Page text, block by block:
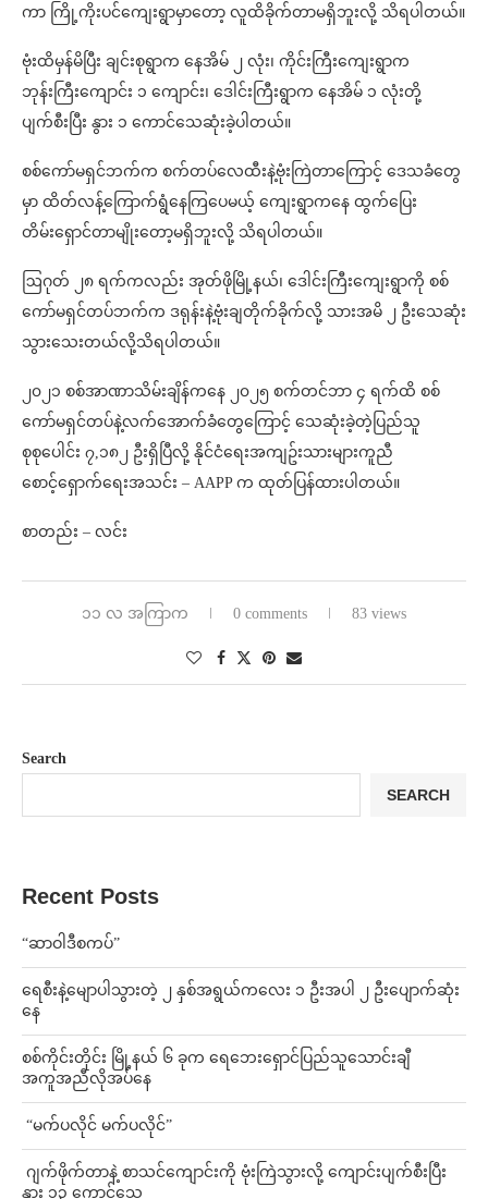
ကာ ကြို့ကိုးပင်ကျေးရွာမှာတော့ လူထိခိုက်တာမရှိဘူးလို့ သိရပါတယ်။
ဗုံးထိမှန်မိပြီး ချင်းစုရွာက နေအိမ် ၂ လုံး၊ ကိုင်းကြီးကျေးရွာက
ဘုန်းကြီးကျောင်း ၁ ကျောင်း၊ ဒေါင်းကြီးရွာက နေအိမ် ၁ လုံးတို့
ပျက်စီးပြီး နွား ၁ ကောင်သေဆုံးခဲ့ပါတယ်။
စစ်ကော်မရှင်ဘက်က စက်တပ်လေထီးနဲ့ဗုံးကြဲတာကြောင့် ဒေသခံတွေ
မှာ ထိတ်လန့်ကြောက်ရွံနေကြပေမယ့် ကျေးရွာကနေ ထွက်ပြေး
တိမ်းရှောင်တာမျိုးတော့မရှိဘူးလို့ သိရပါတယ်။
ဩဂုတ် ၂၈ ရက်ကလည်း အုတ်ဖိုမြို့နယ်၊ ဒေါင်းကြီးကျေးရွာကို စစ်
ကော်မရှင်တပ်ဘက်က ဒရုန်းနဲ့ဗုံးချတိုက်ခိုက်လို့ သားအမိ ၂ ဦးသေဆုံး
သွားသေးတယ်လို့သိရပါတယ်။
၂၀၂၁ စစ်အာဏာသိမ်းချိန်ကနေ ၂၀၂၅ စက်တင်ဘာ ၄ ရက်ထိ စစ်
ကော်မရှင်တပ်နဲ့လက်အောက်ခံတွေကြောင့် သေဆုံးခဲ့တဲ့ပြည်သူ
စုစုပေါင်း ၇,၁၈၂ ဦးရှိပြီလို့ နိုင်ငံရေးအကျဥ်းသားများကူညီ
စောင့်ရှောက်ရေးအသင်း – AAPP က ထုတ်ပြန်ထားပါတယ်။
စာတည်း – လင်း
၁၁ လ အကြာက 0 comments 83 views
Search
SEARCH
Recent Posts
“ဆာဝါဒီစကပ်”
ရေစီးနဲ့မျောပါသွားတဲ့ ၂ နှစ်အရွယ်ကလေး ၁ ဦးအပါ ၂ ဦးပျောက်ဆုံး
နေ
စစ်ကိုင်းတိုင်း မြို့နယ် ၆ ခုက ရေဘေးရှောင်ပြည်သူသောင်းချီ
အကူအညီလိုအပ်နေ
⁨ ⁨“မက်ပလိုင် မက်ပလိုင်”
⁨⁩ ⁨ဂျက်ဖိုက်တာနဲ့ စာသင်ကျောင်းကို ဗုံးကြဲသွားလို့ ကျောင်းပျက်စီးပြီး
နွား ၁၃ ကောင်သေ